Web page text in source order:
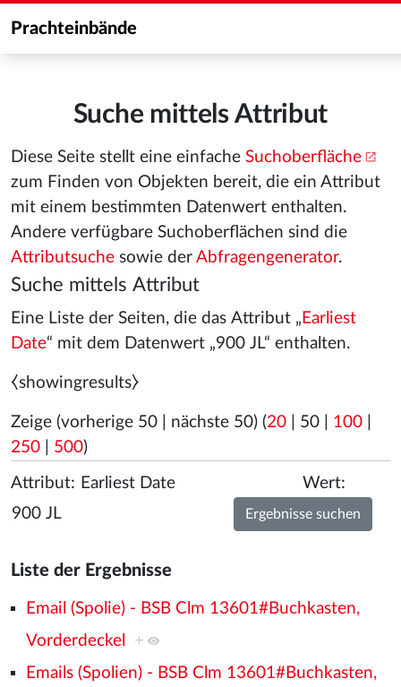
Prachteinbände
Suche mittels Attribut
Diese Seite stellt eine einfache Suchoberfläche
zum Finden von Objekten bereit, die ein Attribut
mit einem bestimmten Datenwert enthalten.
Andere verfügbare Suchoberflächen sind die
Attributsuche sowie der Abfragengenerator.
Suche mittels Attribut
Eine Liste der Seiten, die das Attribut „ Earliest
Date“ mit dem Datenwert „900 JL“ enthalten.
⧼showingresults⧽
Zeige (vorherige 50 nächste 50) (20 50 100
250
500)
Attribut: Wert:
Liste der Ergebnisse
Email (Spolie) - BSB Clm 13601#Buchkasten,
Vorderdeckel
+
Emails (Spolien) - BSB Clm 13601#Buchkasten,